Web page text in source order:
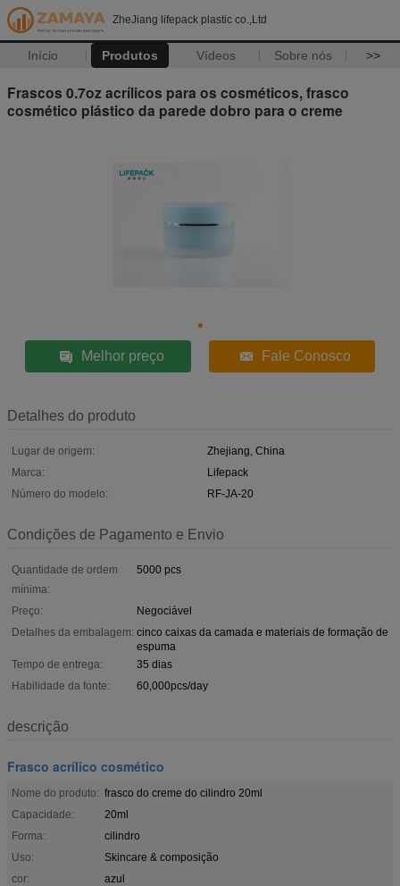
ZheJiang lifepack plastic co.,Ltd
Início Produtos Vídeos Sobre nós >>
Frascos 0.7oz acrílicos para os cosméticos, frasco
cosmético plástico da parede dobro para o creme
Melhor preço Fale Conosco
Detalhes do produto
Lugar de origem:
Zhejiang, China
Marca:
Lifepack
Número do modelo:
RF-JA-20
Condições de Pagamento e Envio
Quantidade de ordem
mínima:
5000 pcs
Preço:
Negociável
Detalhes da embalagem: cinco caixas da camada e materiais de formação de
espuma
Tempo de entrega:
35 dias
Habilidade da fonte:
60,000pcs/day
descrição
Frasco acrílico cosmético
Nome do produto: frasco do creme do cilindro 20ml
Capacidade:
20ml
Forma:
cilindro
Uso:
Skincare & composição
cor:
azul